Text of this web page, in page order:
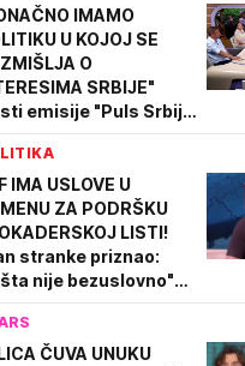
IMAMO
U KOJOJ SE
O
SRBIJE"
emisije "Puls Srbije
Beogradu:
se nova vrata"
IMA USLOVE U
ZA PODRŠKU
LISTI!
stranke priznao:
nije bezuslovno"
ČUVA UNUKU